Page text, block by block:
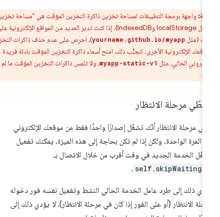
واجهة برمجة التطبيقات لمساحة تخزين ذاكرة التخزين المؤقت هي "مساحة تخزين
المصدر" (مثل localStorage وIndexedDB). إذا كنت تدير العديد من المواقع الإلكترونية على
(مثلyourname.github.io/myapp)، احرِص على عدم حذف ذاكرات التخزين
الإلكترونية الأخرى. لتجنُّب ذلك، امنح أسماء ذاكرة التخزين المؤقت بادئة فريدة
الحالي، مثل myapp-static-v1، ولا تلمس ذاكرات التخزين المؤقت ما لم تبدأ
مرحلة الانتظار
مرحلة الانتظار أنّك تشغّل إصدارًا واحدًا فقط من موقعك الإلكتروني
المرة الواحدة، ولكن إذا لم تكن بحاجة إلى هذه الميزة، يمكنك تفعيل
الخدمة الجديد في وقت أقرب من خلال الاتصال بـ
.
ذلك إلى طرد عامل الخدمة الحالي النشط وتفعيل نفسه فور دخوله
الانتظار (أو على الفور إذا كان في مرحلة الانتظار).لايؤدي ذلك إلى